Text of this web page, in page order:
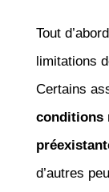
Tout
limitations
Certains
conditions
d’autres